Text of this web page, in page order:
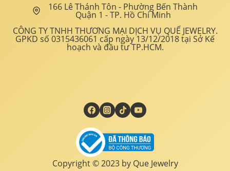
166 Lê Thánh Tôn - Phường Bến Thành
Quận 1 - TP. Hồ Chí Minh
CÔNG TY TNHH THƯƠNG MẠI DỊCH VỤ QUẾ JEWELRY.
GPKD số 0315436061 cấp ngày 13/12/2018 tại Sở Kế
hoạch và đầu tư TP.HCM.
Copyright © 2023 by Que Jewelry